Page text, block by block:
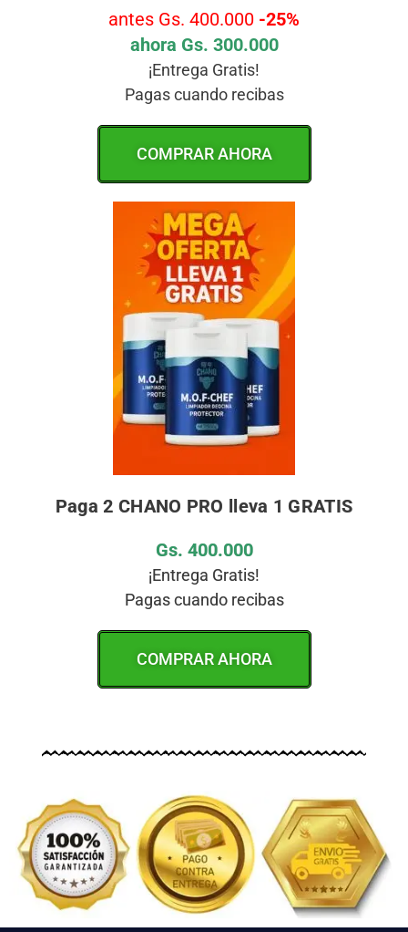
antes Gs. 400.000 -25%
ahora Gs. 300.000
¡Entrega Gratis!
Pagas cuando recibas
COMPRAR AHORA
Paga 2 CHANO PRO lleva 1 GRATIS
Gs. 400.000
¡Entrega Gratis!
Pagas cuando recibas
COMPRAR AHORA